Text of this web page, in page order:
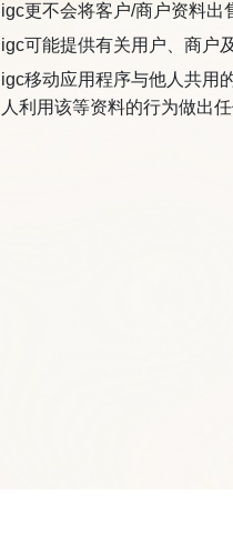
更不会将客户/商户资料出
可能提供有关用户、商户
移动应用程序与他人共用
利用该等资料的行为做出任